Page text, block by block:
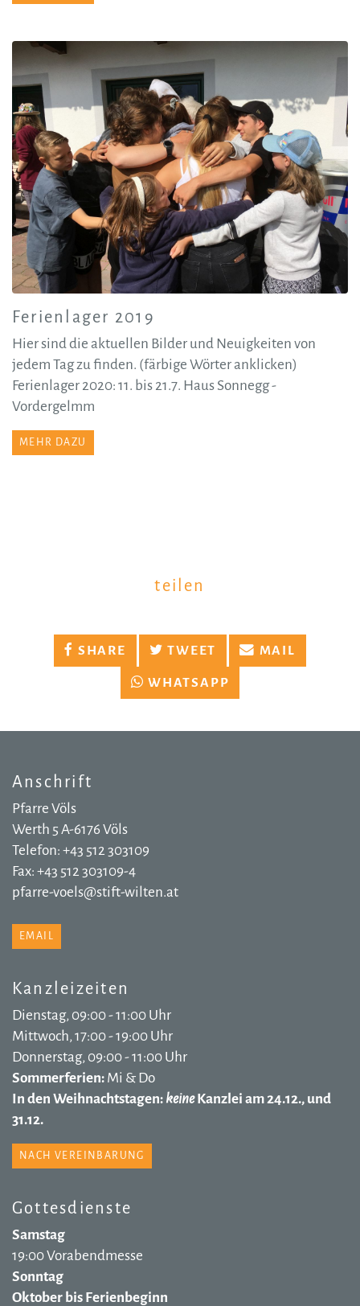
Ferienlager 2019
Hier sind die aktuellen Bilder und Neuigkeiten von
jedem Tag zu finden. (färbige Wörter anklicken)
Ferienlager 2020: 11. bis 21.7. Haus Sonnegg -
Vordergelmm
MEHR DAZU
teilen
SHARE TWEET MAIL
WHATSAPP
Anschrift
Pfarre Völs
Werth 5 A-6176 Völs
Telefon: +43 512 303109
Fax: +43 512 303109-4
pfarre-voels@stift-wilten.at
EMAIL
Kanzleizeiten
Dienstag, 09:00 - 11:00 Uhr
Mittwoch, 17:00 - 19:00 Uhr
Donnerstag, 09:00 - 11:00 Uhr
Sommerferien: Mi & Do
In den Weihnachtstagen: keineKanzlei am 24.12., und
31.12.
NACH VEREINBARUNG
Gottesdienste
Samstag
19:00 Vorabendmesse
Sonntag
Oktober bis Ferienbeginn